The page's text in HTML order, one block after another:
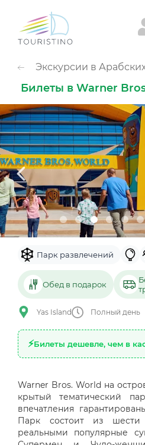
Экскурсии в
Билеты в Warner
Парк развлечений
Обед в подарок
Yas Island Полный день
Билеты дешевле, чем в
Warner Bros. World на
крытый тематический
впечатления
Парк состоит из шести
реальными популярные
Обзорные туры
Животные Экстрим
Смотровые площадки
Культура и музеи
Парк развлечений
Небо